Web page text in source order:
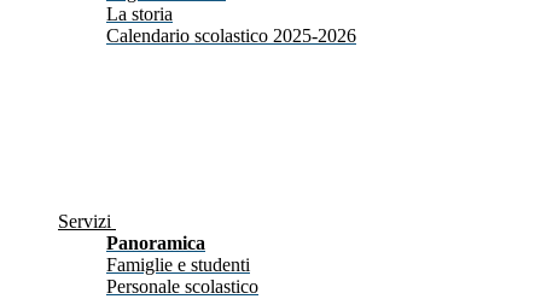
La storia
Calendario scolastico 2025-2026
Servizi
Panoramica
Famiglie e studenti
Personale scolastico